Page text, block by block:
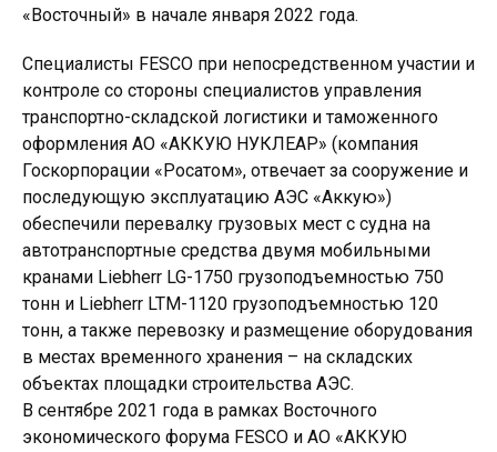
«Восточный» в начале января 2022 года.
Специалисты FESCO при непосредственном участии и
контроле со стороны специалистов управления
транспортно-складской логистики и таможенного
оформления АО «АККУЮ НУКЛЕАР» (компания
Госкорпорации «Росатом», отвечает за сооружение и
последующую эксплуатацию АЭС «Аккую»)
обеспечили перевалку грузовых мест с судна на
автотранспортные средства двумя мобильными
кранами Liebherr LG-1750 грузоподъемностью 750
тонн и Liebherr LTM-1120 грузоподъемностью 120
тонн, а также перевозку и размещение оборудования
в местах временного хранения – на складских
объектах площадки строительства АЭС.
В сентябре 2021 года в рамках Восточного
экономического форума FESCO и АО «АККУЮ